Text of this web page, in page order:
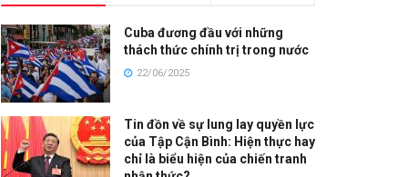
Cuba đương đầu với những
thách thức chính trị trong nước
22/06/2025
Tin đồn về sự lung lay quyền lực
của Tập Cận Bình: Hiện thực hay
chỉ là biểu hiện của chiến tranh